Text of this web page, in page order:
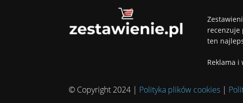
recenzuje
ten
Reklama i
© Copyright 2024 | Polityka plików cookies |